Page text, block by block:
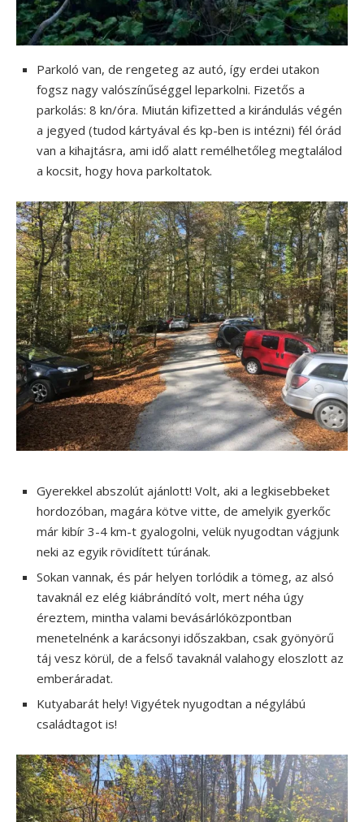
Parkoló van, de rengeteg az autó, így erdei utakon
fogsz nagy valószínűséggel leparkolni. Fizetős a
parkolás: 8 kn/óra. Miután kifizetted a kirándulás végén
a jegyed (tudod kártyával és kp-ben is intézni) fél órád
van a kihajtásra, ami idő alatt remélhetőleg megtalálod
a kocsit, hogy hova parkoltatok.
Gyerekkel abszolút ajánlott! Volt, aki a legkisebbeket
hordozóban, magára kötve vitte, de amelyik gyerkőc
már kibír 3-4 km-t gyalogolni, velük nyugodtan vágjunk
neki az egyik rövidített túrának.
Sokan vannak, és pár helyen torlódik a tömeg, az alsó
tavaknál ez elég kiábrándító volt, mert néha úgy
éreztem, mintha valami bevásárlóközpontban
menetelnénk a karácsonyi időszakban, csak gyönyörű
táj vesz körül, de a felső tavaknál valahogy eloszlott az
emberáradat.
Kutyabarát hely! Vigyétek nyugodtan a négylábú
családtagot is!